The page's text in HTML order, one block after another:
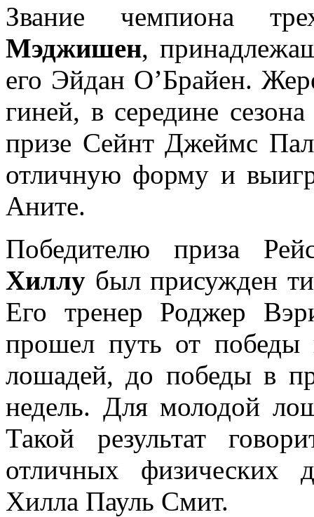
Звание чемпиона
Мэджишен,
его Эйдан О’Брайен.
гиней, в середине
призе Сейнт Джеймс
отличную форму и
Аните.
Победителю приза
Хиллу был присужден
Его тренер Роджер
прошел путь от победы
лошадей, до победы в
недель. Для молодой
Такой результат
отличных физических
Хилла Пауль Смит.